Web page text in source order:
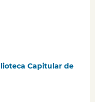
Capitular de